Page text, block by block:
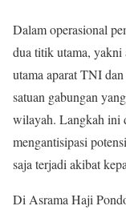
Dalam operasional
dua titik utama, yakni
utama aparat TNI
satuan gabungan
wilayah. Langkah ini
mengantisipasi
saja terjadi akibat
Di Asrama Haji